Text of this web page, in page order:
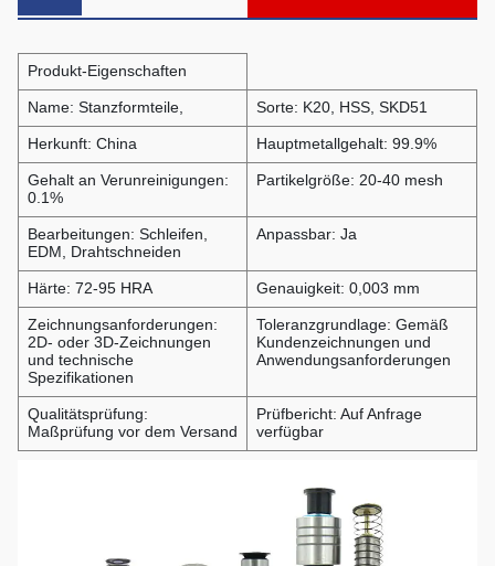
Produkt-Eigenschaften
Name: Stanzformteile, Sorte: K20, HSS, SKD51
Herkunft: China Hauptmetallgehalt: 99.9%
Gehalt an Verunreinigungen:
0.1%
Partikelgröße: 20-40 mesh
Bearbeitungen: Schleifen,
EDM, Drahtschneiden
Anpassbar: Ja
Härte: 72-95 HRA Genauigkeit: 0,003 mm
Zeichnungsanforderungen:
2D- oder 3D-Zeichnungen
und technische
Spezifikationen
Toleranzgrundlage: Gemäß
Kundenzeichnungen und
Anwendungsanforderungen
Qualitätsprüfung:
Maßprüfung vor dem Versand
Prüfbericht: Auf Anfrage
verfügbar